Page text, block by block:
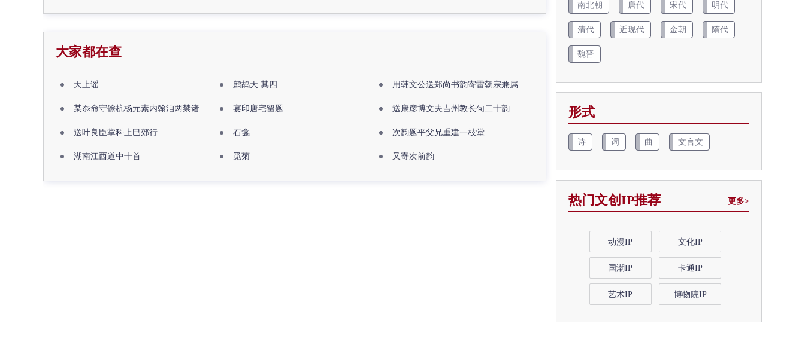
大家都在查
天上谣 鹧鸪天 其四 用韩文公送郑尚书韵寄雷朝宗兼属欧阳全真
某忝命守馀杭杨元素内翰洎两禁诸公出祖佛寺 宴印唐宅留题 送康彦博文夫吉州教长句二十韵
送叶良臣掌科上巳郊行 石龛 次韵题平父兄重建一枝堂
湖南江西道中十首 觅菊 又寄次前韵
南北朝 唐代 宋代 明代
清代 近现代 金朝 隋代
魏晋
形式
诗 词 曲 文言文
热门文创IP推荐 更多>
动漫IP 文化IP
国潮IP 卡通IP
艺术IP 博物院IP